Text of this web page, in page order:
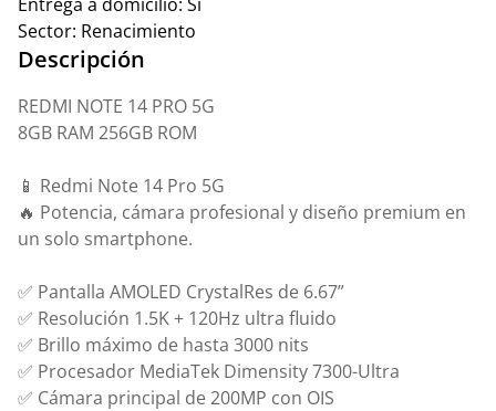
Sector: Renacimiento
Descripción
REDMI NOTE 14 PRO 5G
8GB RAM 256GB ROM
📱 Redmi Note 14 Pro 5G
🔥 Potencia, cámara profesional y diseño premium en
un solo smartphone.
✅ Pantalla AMOLED CrystalRes de 6.67”
✅ Resolución 1.5K + 120Hz ultra fluido
✅ Brillo máximo de hasta 3000 nits
✅ Procesador MediaTek Dimensity 7300-Ultra
✅ Cámara principal de 200MP con OIS